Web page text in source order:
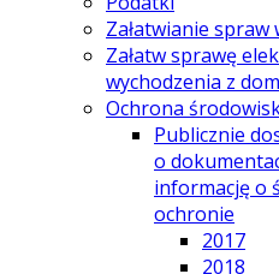
Załatwianie spraw
Załatw sprawę
wychodzenia z
Ochrona
Publicznie
o
informację o
ochronie
2017
2018